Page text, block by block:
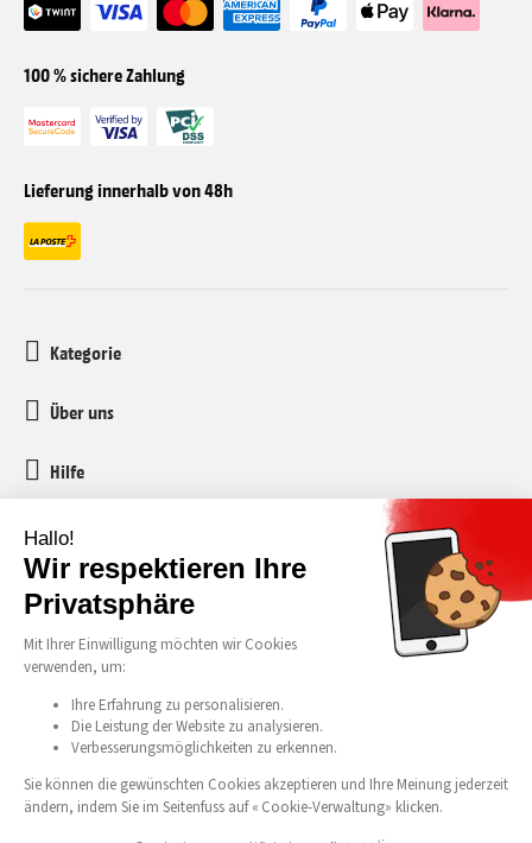
100 % sichere Zahlung
Lieferung innerhalb von 48h
Kategorie
Über uns
Hilfe
Kundenservice
media-markt-refurbished@recommerce.com
Montag-Freitag 08:00-17:00